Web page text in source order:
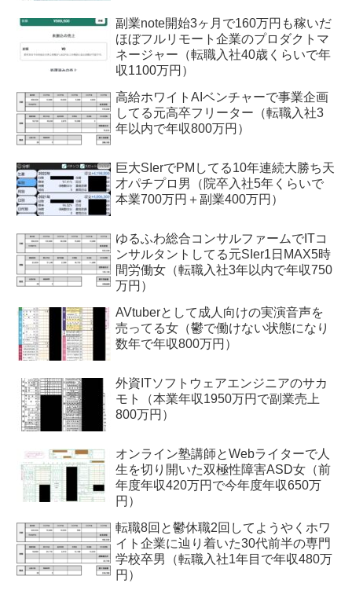
副業note開始3ヶ月で160万円も稼いだ
ほぼフルリモート企業のプロダクトマ
ネージャー（転職入社40歳くらいで年
収1100万円）
高給ホワイトAIベンチャーで事業企画
してる元高卒フリーター（転職入社3
年以内で年収800万円）
巨大SIerでPMしてる10年連続大勝ち天
才パチプロ男（院卒入社5年くらいで
本業700万円＋副業400万円）
ゆるふわ総合コンサルファームでITコ
ンサルタントしてる元SIer1日MAX5時
間労働女（転職入社3年以内で年収750
万円）
AVtuberとして成人向けの実演音声を
売ってる女（鬱で働けない状態になり
数年で年収800万円）
外資ITソフトウェアエンジニアのサカ
モト（本業年収1950万円で副業売上
800万円）
オンライン塾講師とWebライターで人
生を切り開いた双極性障害ASD女（前
年度年収420万円で今年度年収650万
円）
転職8回と鬱休職2回してようやくホワ
イト企業に辿り着いた30代前半の専門
学校卒男（転職入社1年目で年収480万
円）